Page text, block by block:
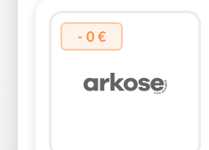
- 0 €